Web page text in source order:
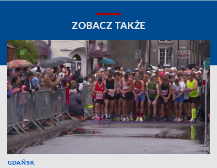
ZOBACZ TAKŻE
GDAŃSK